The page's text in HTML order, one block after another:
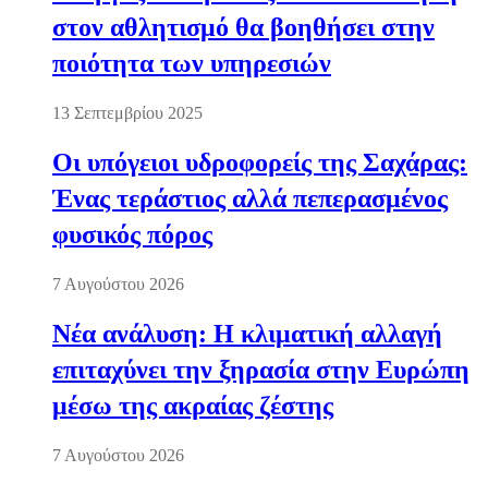
στον αθλητισμό θα βοηθήσει στην
ποιότητα των υπηρεσιών
13 Σεπτεμβρίου 2025
Οι υπόγειοι υδροφορείς της Σαχάρας:
Ένας τεράστιος αλλά πεπερασμένος
φυσικός πόρος
7 Αυγούστου 2026
Νέα ανάλυση: Η κλιματική αλλαγή
επιταχύνει την ξηρασία στην Ευρώπη
μέσω της ακραίας ζέστης
7 Αυγούστου 2026